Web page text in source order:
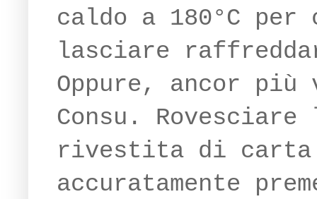
caldo a 180°C
lasciare
Oppure, ancor
Consu.
rivestita di carta
accuratamente